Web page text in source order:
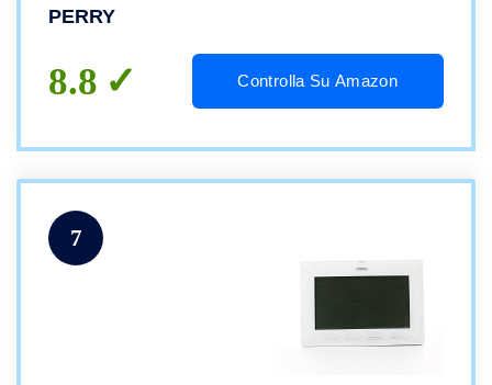
PERRY
8.8 Controlla Su Amazon
7